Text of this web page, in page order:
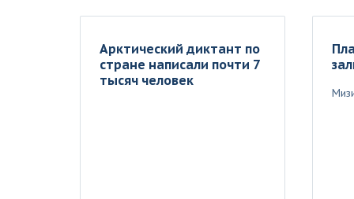
Арктический диктант по
стране написали почти 7
тысяч человек